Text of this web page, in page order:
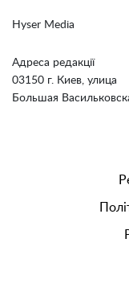
Hyser Media
Адреса редакції
03150 г. Киев, улица
Большая